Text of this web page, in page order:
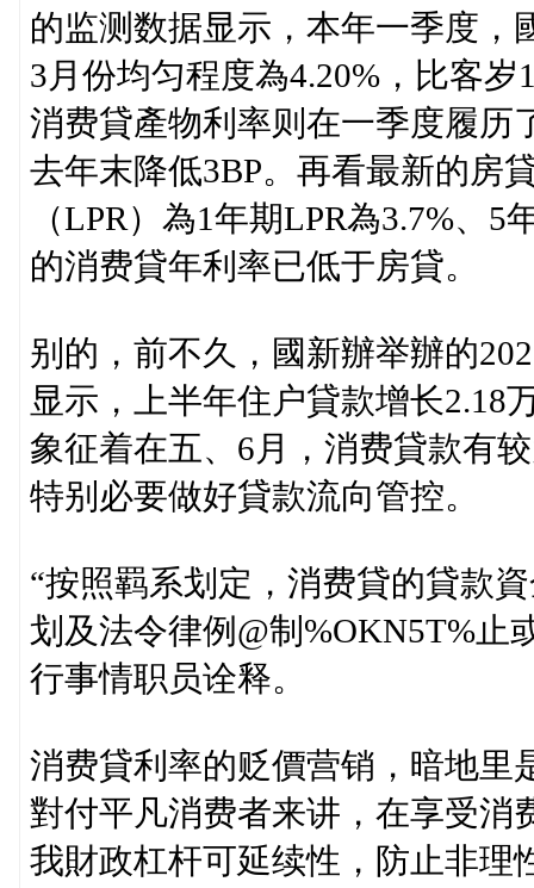
的监测数据显示，本年一季度，
3月份均匀程度為4.20%，比客
消费貸產物利率则在一季度履历
去年末降低3BP。再看最新的房
（LPR）為1年期LPR為3.7%、
的消费貸年利率已低于房貸。
别的，前不久，國新辦举辦的
显示，上半年住户貸款增长2.18
象征着在五、6月，消费貸款有
特别必要做好貸款流向管控。
“按照羁系划定，消费貸的貸款
划及法令律例@制%OKN5T%止
行事情职员诠释。
消费貸利率的贬價营销，暗地里
對付平凡消费者来讲，在享受消
我財政杠杆可延续性，防止非理